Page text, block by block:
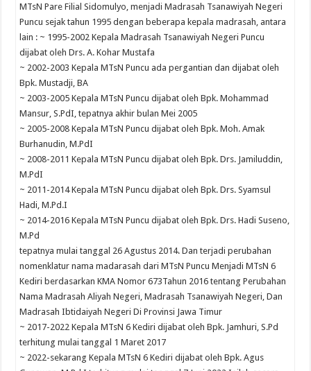
MTsN Pare Filial Sidomulyo, menjadi Madrasah Tsanawiyah Negeri
Puncu sejak tahun 1995 dengan beberapa kepala madrasah, antara
lain : ~ 1995-2002 Kepala Madrasah Tsanawiyah Negeri Puncu
dijabat oleh Drs. A. Kohar Mustafa
~ 2002-2003 Kepala MTsN Puncu ada pergantian dan dijabat oleh
Bpk. Mustadji, BA
~ 2003-2005 Kepala MTsN Puncu dijabat oleh Bpk. Mohammad
Mansur, S.PdI, tepatnya akhir bulan Mei 2005
~ 2005-2008 Kepala MTsN Puncu dijabat oleh Bpk. Moh. Amak
Burhanudin, M.PdI
~ 2008-2011 Kepala MTsN Puncu dijabat oleh Bpk. Drs. Jamiluddin,
M.PdI
~ 2011-2014 Kepala MTsN Puncu dijabat oleh Bpk. Drs. Syamsul
Hadi, M.Pd.I
~ 2014-2016 Kepala MTsN Puncu dijabat oleh Bpk. Drs. Hadi Suseno,
M.Pd
tepatnya mulai tanggal 26 Agustus 2014. Dan terjadi perubahan
nomenklatur nama madarasah dari MTsN Puncu Menjadi MTsN 6
Kediri berdasarkan KMA Nomor 673Tahun 2016 tentang Perubahan
Nama Madrasah Aliyah Negeri, Madrasah Tsanawiyah Negeri, Dan
Madrasah Ibtidaiyah Negeri Di Provinsi Jawa Timur
~ 2017-2022 Kepala MTsN 6 Kediri dijabat oleh Bpk. Jamhuri, S.Pd
terhitung mulai tanggal 1 Maret 2017
~ 2022-sekarang Kepala MTsN 6 Kediri dijabat oleh Bpk. Agus